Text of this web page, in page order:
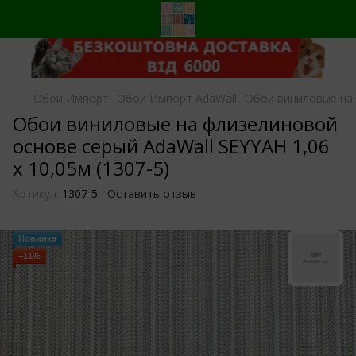
Обои Импорт Обои Импорт AdaWall Обои виниловые на
Обои виниловые на флизелиновой
основе серый AdaWall SEYYAH 1,06
х 10,05м (1307-5)
Артикул: 1307-5 Оставить отзыв
Новинка
−11%